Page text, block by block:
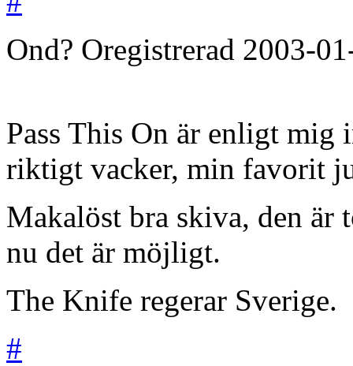
Ond? Oregistrerad 2003-
Pass This On är enligt
riktigt vacker, min favorit
Makalöst bra skiva, den är
nu det är möjligt.
The Knife regerar Sverige.
#